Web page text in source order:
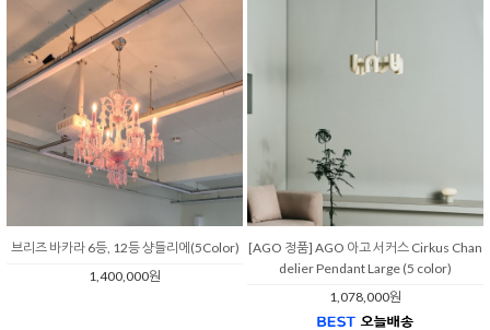
브리즈 바카라 6등, 12등 샹들리에(5Color)
1,400,000원
[AGO 정품] AGO 아고 서커스 Cirkus Chan
delier Pendant Large (5 color)
1,078,000원